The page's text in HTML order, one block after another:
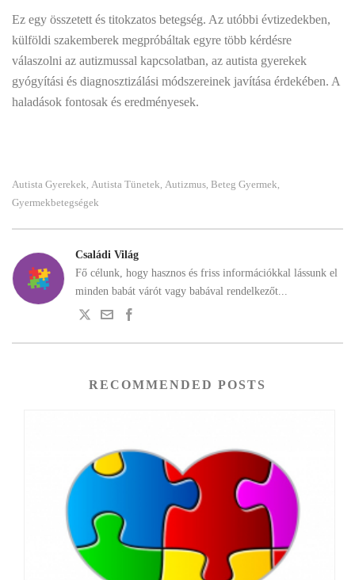
Ez egy összetett és titokzatos betegség. Az utóbbi évtizedekben,
külföldi szakemberek megpróbáltak egyre több kérdésre
válaszolni az autizmussal kapcsolatban, az autista gyerekek
gyógyítási és diagnosztizálási módszereinek javítása érdekében. A
haladások fontosak és eredményesek.
Autista Gyerekek, Autista Tünetek, Autizmus, Beteg Gyermek,
Gyermekbetegségek
Családi Világ
Fő célunk, hogy hasznos és friss információkkal lássunk el
minden babát várót vagy babával rendelkezőt...
RECOMMENDED POSTS